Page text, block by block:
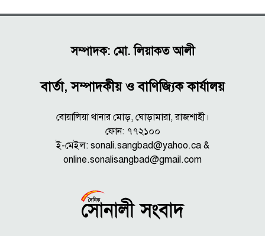
সম্পাদক: মো. লিয়াকত আলী
বার্তা, সম্পাদকীয় ও বাণিজ্যিক কার্যালয়
বোয়ালিয়া থানার মোড়, ঘোড়ামারা, রাজশাহী।
ফোন: ৭৭২১০০
ই-মেইল: sonali.sangbad@yahoo.ca &
online.sonalisangbad@gmail.com